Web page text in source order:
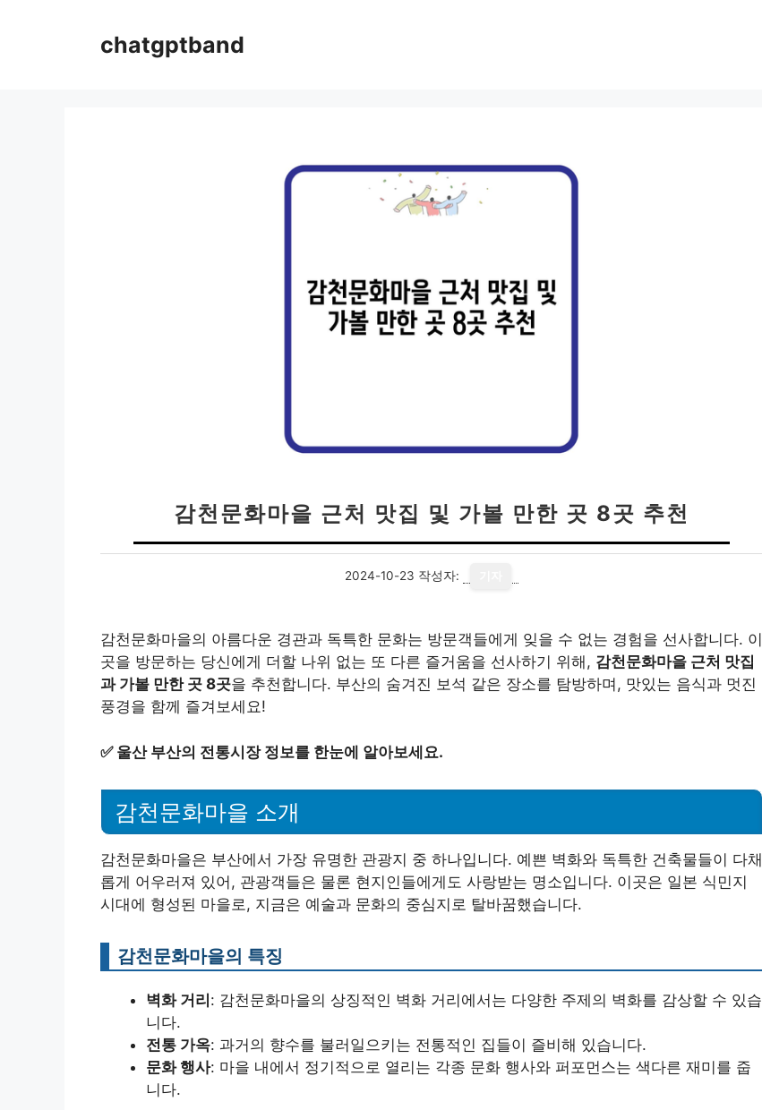
chatgptband
감천문화마을 근처 맛집 및 가볼 만한 곳 8곳 추천
2024-10-23 작성자:
감천문화마을의 아름다운 경관과 독특한 문화는 방문객들에게 잊을 수 없는 경험을 선사합니다. 이
곳을 방문하는 당신에게 더할 나위 없는 또 다른 즐거움을 선사하기 위해, 감천문화마을 근처 맛집
과 가볼 만한 곳 8곳을 추천합니다. 부산의 숨겨진 보석 같은 장소를 탐방하며, 맛있는 음식과 멋진
풍경을 함께 즐겨보세요!
✅ 울산 부산의 전통시장 정보를 한눈에 알아보세요.
감천문화마을 소개
감천문화마을은 부산에서 가장 유명한 관광지 중 하나입니다. 예쁜 벽화와 독특한 건축물들이 다채
롭게 어우러져 있어, 관광객들은 물론 현지인들에게도 사랑받는 명소입니다. 이곳은 일본 식민지
시대에 형성된 마을로, 지금은 예술과 문화의 중심지로 탈바꿈했습니다.
감천문화마을의 특징
벽화 거리 : 감천문화마을의 상징적인 벽화 거리에서는 다양한 주제의 벽화를 감상할 수 있습
니다.
전통 가옥: 과거의 향수를 불러일으키는 전통적인 집들이 즐비해 있습니다.
문화 행사: 마을 내에서 정기적으로 열리는 각종 문화 행사와 퍼포먼스는 색다른 재미를 줍
니다.